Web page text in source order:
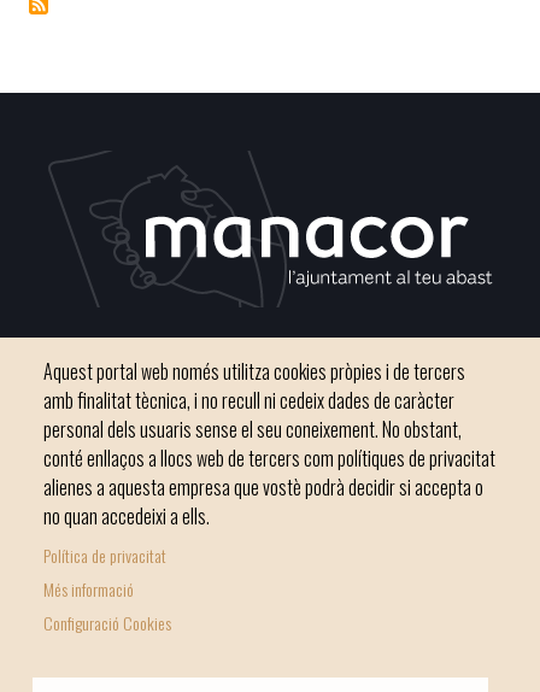
Footer
menu
-
Inici Ajuntament El nostre municipi
Telèfon 971 84 91 00 - CIF: P0703300D
Aquest portal web només utilitza cookies pròpies i de tercers
amb finalitat tècnica, i no recull ni cedeix dades de caràcter
personal dels usuaris sense el seu coneixement. No obstant,
conté enllaços a llocs web de tercers com polítiques de privacitat
alienes a aquesta empresa que vostè podrà decidir si accepta o
no quan accedeixi a ells.
Política de privacitat
Més informació
Configuració Cookies
© Ajuntament de Manacor